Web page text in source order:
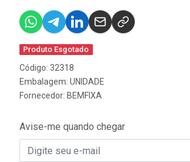
Produto Esgotado
Código: 32318
Embalagem: UNIDADE
Fornecedor: BEMFIXA
Avise-me quando chegar